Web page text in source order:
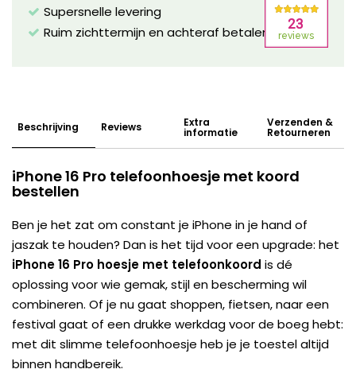
Supersnelle levering
Ruim zichttermijn en achteraf betalen mogelijk!
Beschrijving Reviews Extra
informatie
Verzenden &
Retourneren
iPhone 16 Pro telefoonhoesje met koord
bestellen
Ben je het zat om constant je iPhone in je hand of
jaszak te houden? Dan is het tijd voor een upgrade: het
iPhone 16 Pro hoesje met telefoonkoord is dé
oplossing voor wie gemak, stijl en bescherming wil
combineren. Of je nu gaat shoppen, fietsen, naar een
festival gaat of een drukke werkdag voor de boeg hebt:
met dit slimme telefoonhoesje heb je je toestel altijd
binnen handbereik.